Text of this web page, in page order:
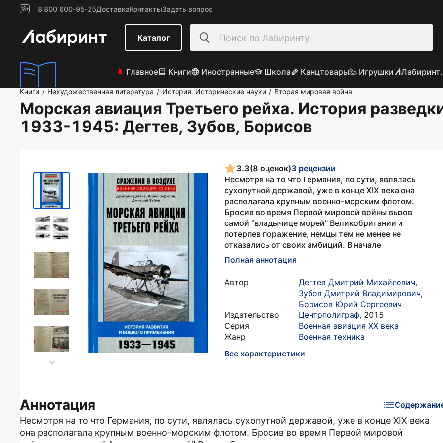
8 800 600-95-25ДоставкаКонтактыЗадать вопрос
Каталог
Главное Книги Иностранные Школа Канцтовары Игрушки
Книги / Нехудожественная литература / История. Исторические науки / Вторая мировая война
Морская авиация Третьего рейха. История
1933-1945: Дегтев, Зубов, Борисов
3.3(8 оценок)3 рецензии
Несмотря на то что Германия, по сути, являлась
сухопутной державой, уже в конце XIX века она
располагала крупным военно-морским флотом.
Бросив во время Первой мировой войны вызов
самой "владычице морей" Великобритании и
потерпев поражение, немцы тем не менее не
отказались от своих амбиций. В начале
Полная аннотация
Автор Дегтев Дмитрий Михайлович,
Зубов Дмитрий Владимирович,
Борисов Юрий Сергеевич
Издательство
Центрполиграф, 2015
Серия
Военная авиация XX века
Жанр
Военная техника
Все характеристики
Аннотация
Несмотря на то что Германия, по сути, являлась сухопутной державой, уже в конце XIX века
она располагала крупным военно-морским флотом. Бросив во время Первой мировой